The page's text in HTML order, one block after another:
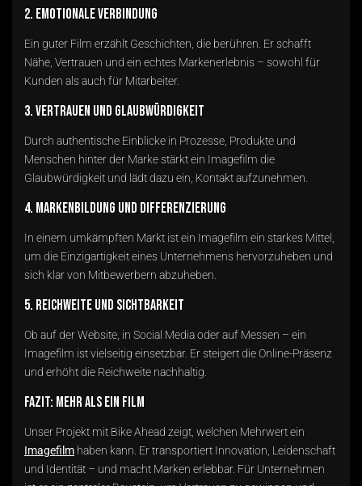
2. Emotionale Verbindung
Ein guter Film erzählt Geschichten, die berühren. Er schafft
Nähe, Vertrauen und ein echtes Markenerlebnis – sowohl für
Kunden als auch für Mitarbeiter.
3. Vertrauen und Glaubwürdigkeit
Durch authentische Einblicke in Prozesse, Produkte und
Menschen hinter der Marke stärkt ein Imagefilm die
Glaubwürdigkeit und lädt dazu ein, Kontakt aufzunehmen.
4. Markenbildung und Differenzierung
In einem umkämpften Markt ist ein Imagefilm ein starkes Mittel,
um die Einzigartigkeit eines Unternehmens hervorzuheben und
sich klar von Mitbewerbern abzuheben.
5. Reichweite und Sichtbarkeit
Ob auf der Website, in Social Media oder auf Messen – ein
Imagefilm ist vielseitig einsetzbar. Er steigert die Online-Präsenz
und erhöht die Reichweite nachhaltig.
Fazit: Mehr als ein Film
Unser Projekt mit Bike Ahead zeigt, welchen Mehrwert ein
Imagefilm haben kann. Er transportiert Innovation, Leidenschaft
und Identität – und macht Marken erlebbar. Für Unternehmen